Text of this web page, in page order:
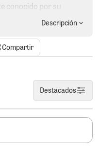
conocido por su
que él mismo
Basta revisar su
principalmente,
futboleras y
haber optado por
punto de encuentro
Descripción
Compartir
Destacados